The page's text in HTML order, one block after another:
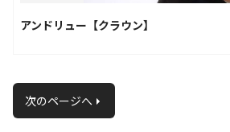
アンドリュー【クラウン】
次のページへ